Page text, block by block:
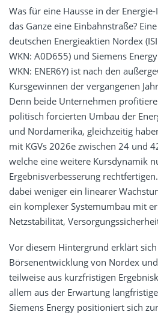
Was für eine Hausse in der
das Ganze eine Einbahnstraße?
deutschen Energieaktien Nordex
WKN: A0D655) und Siemens
WKN: ENER6Y) ist nach den
Kursgewinnen der vergangenen
Denn beide Unternehmen
politisch forcierten Umbau der
und Nordamerika, gleichzeitig
mit KGVs 2026e zwischen 24 und
welche eine weitere Kursdynamik
Ergebnisverbesserung
dabei weniger ein linearer
ein komplexer Systemumbau mit
Netzstabilität,
Vor diesem Hintergrund erklärt
Börsenentwicklung von Nordex
teilweise aus kurzfristigen
allem aus der Erwartung
Siemens Energy positioniert sich